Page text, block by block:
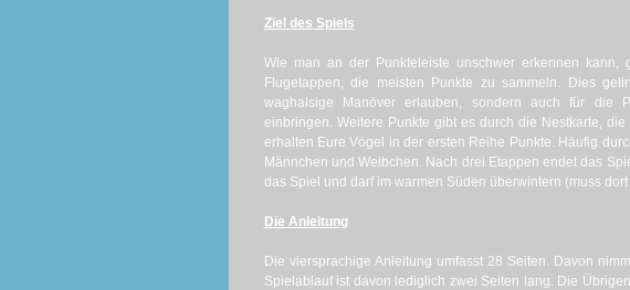
Ziel des Spiels
Wie man an der Punkteleiste unschwer erkennen
Flugetappen, die meisten Punkte zu sammeln. Dies
waghalsige Manöver erlauben, sondern auch für die
einbringen. Weitere Punkte gibt es durch die Nestkarte,
erhalten Eure Vögel in der ersten Reihe Punkte. Häufig
Männchen und Weibchen. Nach drei Etappen endet das
das Spiel und darf im warmen Süden überwintern (muss
Die Anleitung
Die viersprachige Anleitung umfasst 28 Seiten. Davon
Spielablauf ist davon lediglich zwei Seiten lang. Die